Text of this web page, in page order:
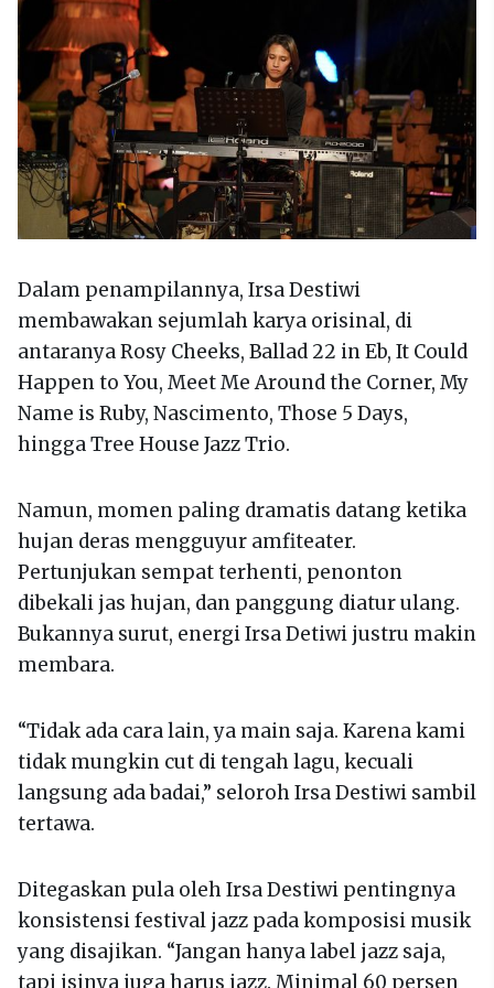
Dalam penampilannya, Irsa Destiwi
membawakan sejumlah karya orisinal, di
antaranya Rosy Cheeks, Ballad 22 in Eb, It Could
Happen to You, Meet Me Around the Corner, My
Name is Ruby, Nascimento, Those 5 Days,
hingga Tree House Jazz Trio.
Namun, momen paling dramatis datang ketika
hujan deras mengguyur amfiteater.
Pertunjukan sempat terhenti, penonton
dibekali jas hujan, dan panggung diatur ulang.
Bukannya surut, energi Irsa Detiwi justru makin
membara.
“Tidak ada cara lain, ya main saja. Karena kami
tidak mungkin cut di tengah lagu, kecuali
langsung ada badai,” seloroh Irsa Destiwi sambil
tertawa.
Ditegaskan pula oleh Irsa Destiwi pentingnya
konsistensi festival jazz pada komposisi musik
yang disajikan. “Jangan hanya label jazz saja,
tapi isinya juga harus jazz. Minimal 60 persen